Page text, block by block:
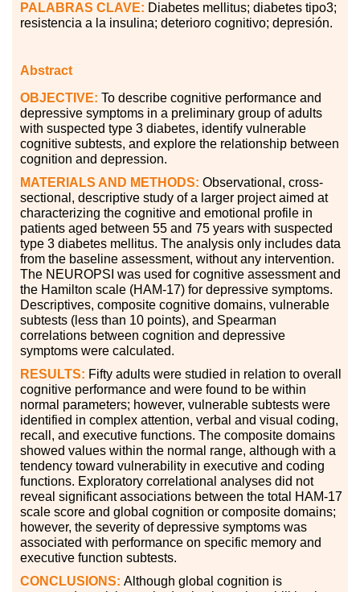
PALABRAS CLAVE: Diabetes mellitus; diabetes tipo3;
resistencia a la insulina; deterioro cognitivo; depresión.
Abstract
OBJECTIVE: To describe cognitive performance and
depressive symptoms in a preliminary group of adults
with suspected type 3 diabetes, identify vulnerable
cognitive subtests, and explore the relationship between
cognition and depression.
MATERIALS AND METHODS: Observational, cross-
sectional, descriptive study of a larger project aimed at
characterizing the cognitive and emotional profile in
patients aged between 55 and 75 years with suspected
type 3 diabetes mellitus. The analysis only includes data
from the baseline assessment, without any intervention.
The NEUROPSI was used for cognitive assessment and
the Hamilton scale (HAM-17) for depressive symptoms.
Descriptives, composite cognitive domains, vulnerable
subtests (less than 10 points), and Spearman
correlations between cognition and depressive
symptoms were calculated.
RESULTS: Fifty adults were studied in relation to overall
cognitive performance and were found to be within
normal parameters; however, vulnerable subtests were
identified in complex attention, verbal and visual coding,
recall, and executive functions. The composite domains
showed values within the normal range, although with a
tendency toward vulnerability in executive and coding
functions. Exploratory correlational analyses did not
reveal significant associations between the total HAM-17
scale score and global cognition or composite domains;
however, the severity of depressive symptoms was
associated with performance on specific memory and
executive function subtests.
CONCLUSIONS: Although global cognition is